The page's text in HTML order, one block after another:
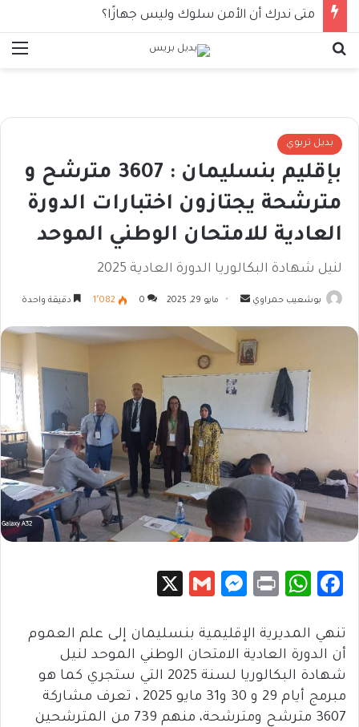
متى ندرك أن الأمن سلوك وليس جهازًا؟
بديل تربوي
بإقليم بنسليمان : 3607 مترشح و
مترشحة يجتازون اختبارات الدورة
العادية للامتحان الوطني الموحد
لنيل شهادة البكالوريا الدورة العادية 2025
بوشعيب حمراوي
أرسل
إلكترونيا
مايو 29, 2025 0 1٬082 دقيقة واحدة
Fa
e
b
o
ok
W
at
sA
p
p
Pr
t
M
se
n
g
er
G
ail
تنهي المديرية الإقليمية بنسليمان إلى علم العموم
أن الدورة العادية الامتحان الوطني الموحد لنيل
شهادة البكالوريا لسنة 2025 التي ستجري كما هو
مبرمج أيام 29 و 30 و31 مايو 2025 ، تعرف مشاركة
3607 مترشح ومترشحة، منهم 739 من المترشحين